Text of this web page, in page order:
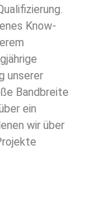
Know-
unserer
Bandbreite
ein
wir über